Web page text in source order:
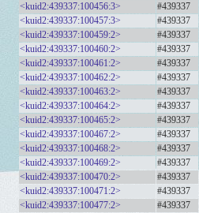
<kuid2:439337:100456:3>
#439337
<kuid2:439337:100457:3>
#439337
<kuid2:439337:100459:2>
#439337
<kuid2:439337:100460:2>
#439337
<kuid2:439337:100461:2>
#439337
<kuid2:439337:100462:2>
#439337
<kuid2:439337:100463:2>
#439337
<kuid2:439337:100464:2>
#439337
<kuid2:439337:100465:2>
#439337
<kuid2:439337:100467:2>
#439337
<kuid2:439337:100468:2>
#439337
<kuid2:439337:100469:2>
#439337
<kuid2:439337:100470:2>
#439337
<kuid2:439337:100471:2>
#439337
<kuid2:439337:100477:2>
#439337